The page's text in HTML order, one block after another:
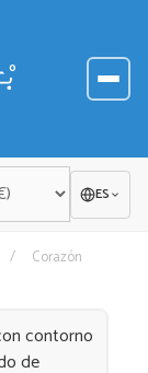
0
ES
/
Corazón